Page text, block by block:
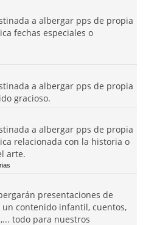
a albergar pps de propia
fechas especiales o
a albergar pps de propia
gracioso.
a albergar pps de propia
relacionada con la historia o
arte.
presentaciones de
contenido infantil, cuentos,
todo para nuestros